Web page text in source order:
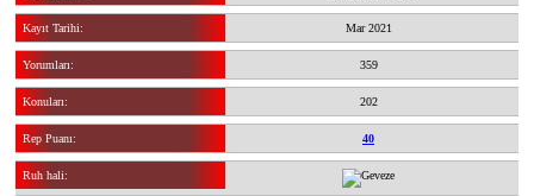
Kayıt Tarihi: Mar 2021
Yorumları: 359
Konuları: 202
Rep Puanı: 40
Ruh hali: